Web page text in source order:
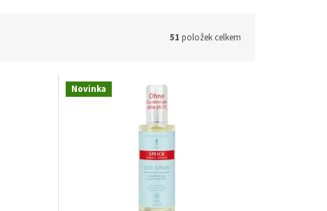
51 položek celkem
Novinka